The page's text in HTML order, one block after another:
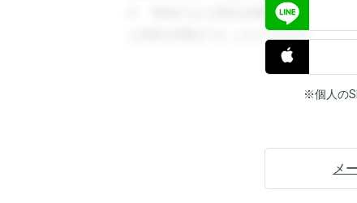
す。登録すると回答を閲覧することがで
と回答を閲覧することができます。
※個人の
メ